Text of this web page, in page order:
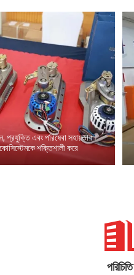
এবং পরিষেবা সহায়তার
শক্তিশালী করে
পরিচিতি